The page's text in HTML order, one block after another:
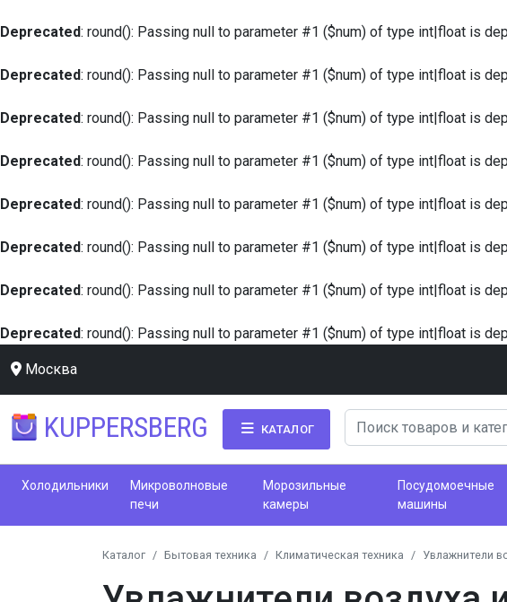
Deprecated: round(): Passing null to parameter #1 ($num) of type int|float is
Deprecated: round(): Passing null to parameter #1 ($num) of type int|float is
Deprecated: round(): Passing null to parameter #1 ($num) of type int|float is
Deprecated: round(): Passing null to parameter #1 ($num) of type int|float is
Deprecated: round(): Passing null to parameter #1 ($num) of type int|float is
Deprecated: round(): Passing null to parameter #1 ($num) of type int|float is
Deprecated: round(): Passing null to parameter #1 ($num) of type int|float is
Deprecated: round(): Passing null to parameter #1 ($num) of type int|float is
Москва
KUPPERSBERG КАТАЛОГ
Холодильники
Микроволновые
печи
Морозильные
камеры
Посудомоечные
машины
Каталог Бытовая техника Климатическая техника Увлажнители